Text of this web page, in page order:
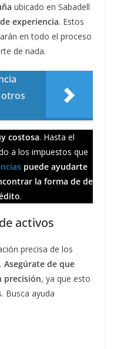
ubicado en Sabadell
experiencia. Estos
en todo el proceso
de nada.
costosa. Hasta el
a los impuestos que
puede ayudarte
la forma de de
.
activos
precisa de los
Asegúrate de que
precisión, ya que esto
Busca ayuda